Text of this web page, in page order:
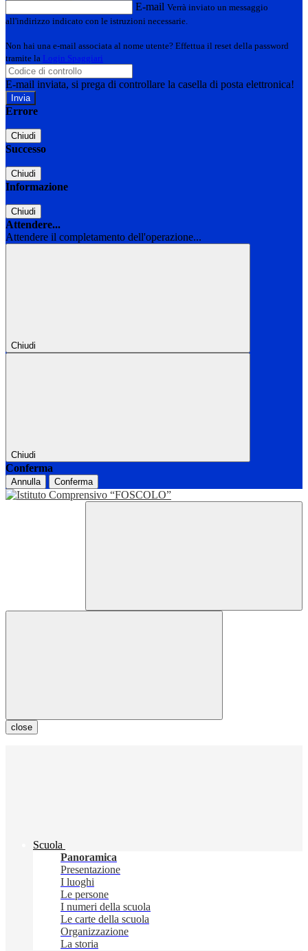
E-mail Verrà inviato un messaggio
all'indirizzo indicato con le istruzioni necessarie.
Non hai una e-mail associata al nome utente? Effettua il reset della password
tramite la Login Spaggiari
E-mail inviata, si prega di controllare la casella di posta elettronica!
Errore
Chiudi
Successo
Chiudi
Informazione
Chiudi
Attendere...
Attendere il completamento dell'operazione...
Chiudi
Chiudi
Conferma
Annulla Conferma
close
Scuola
Panoramica
Presentazione
I luoghi
Le persone
I numeri della scuola
Le carte della scuola
Organizzazione
La storia